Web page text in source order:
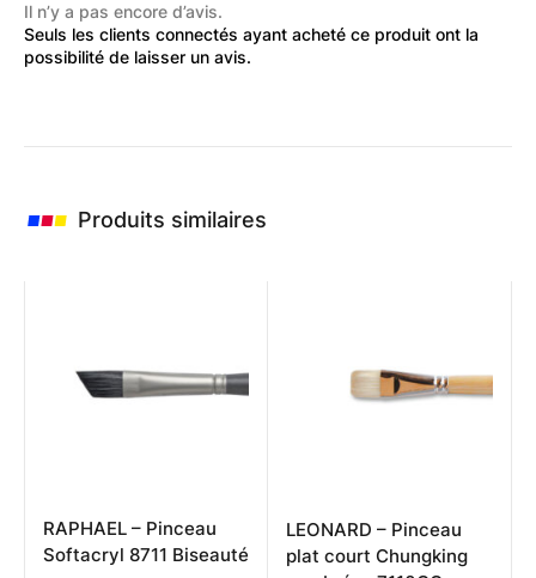
Il n’y a pas encore d’avis.
Seuls les clients connectés ayant acheté ce produit ont la
possibilité de laisser un avis.
Produits similaires
RAPHAEL – Pinceau
Softacryl 8711 Biseauté
LEONARD – Pinceau
plat court Chungking